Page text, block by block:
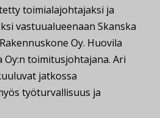
toimialajohtajaksi ja
vastuualueenaan Skanska
Oy. Huovila
Oy:n toimitusjohtajana. Ari
jatkossa
työturvallisuus ja